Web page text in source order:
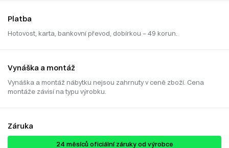
Platba
Hotovost, karta, bankovní převod, dobírkou – 49 korun.
Vynáška a montáž
Vynáška a montáž nábytku nejsou zahrnuty v ceně zboží. Cena
montáže závisí na typu výrobku.
Záruka
24 ​​​​měsíců oficiální záruky od výrobce